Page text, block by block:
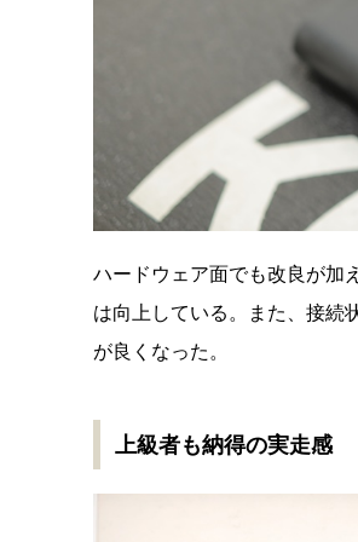
ハードウェア面でも改良が加
は向上している。また、接続
が良くなった。
上級者も納得の実走感